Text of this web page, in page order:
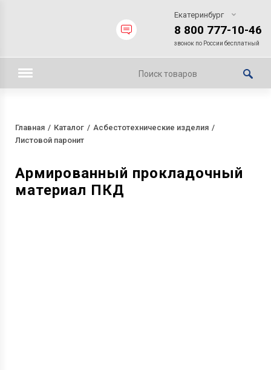
Екатеринбург
8 800 777-10-46
звонок по России бесплатный
Главная Каталог
Асбестотехнические изделия
Листовой паронит
Армированный прокладочный
материал ПКД